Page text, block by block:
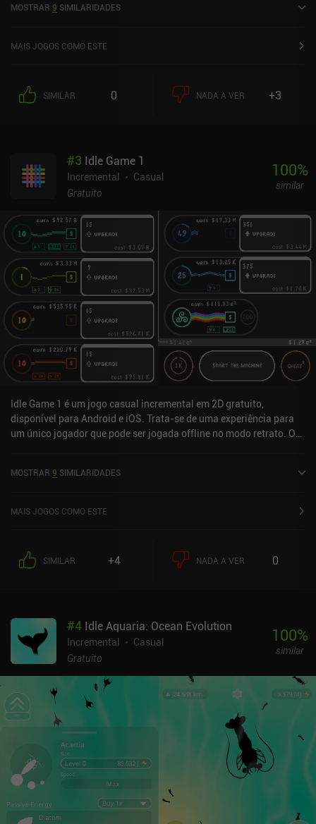
MOSTRAR 9 SIMILARIDADES
MAIS JOGOS COMO ESTE
SIMILAR 0 NADA A VER +3
#3 Idle Game 1
Incremental
Casual
Gratuito
100%
similar
Idle Game 1 é um jogo casual incremental em 2D gratuito,
disponível para Android e iOS. Trata-se de uma experiência para
um único jogador que pode ser jogada offline no modo retrato. O
atual de 4 em 5,0 no Google Play e 4,7 em 5,0 na App Store do iOS.
MOSTRAR 9 SIMILARIDADES
MAIS JOGOS COMO ESTE
SIMILAR +4 NADA A VER 0
#4 Idle Aquaria: Ocean Evolution
Incremental
Casual
Gratuito
100%
similar